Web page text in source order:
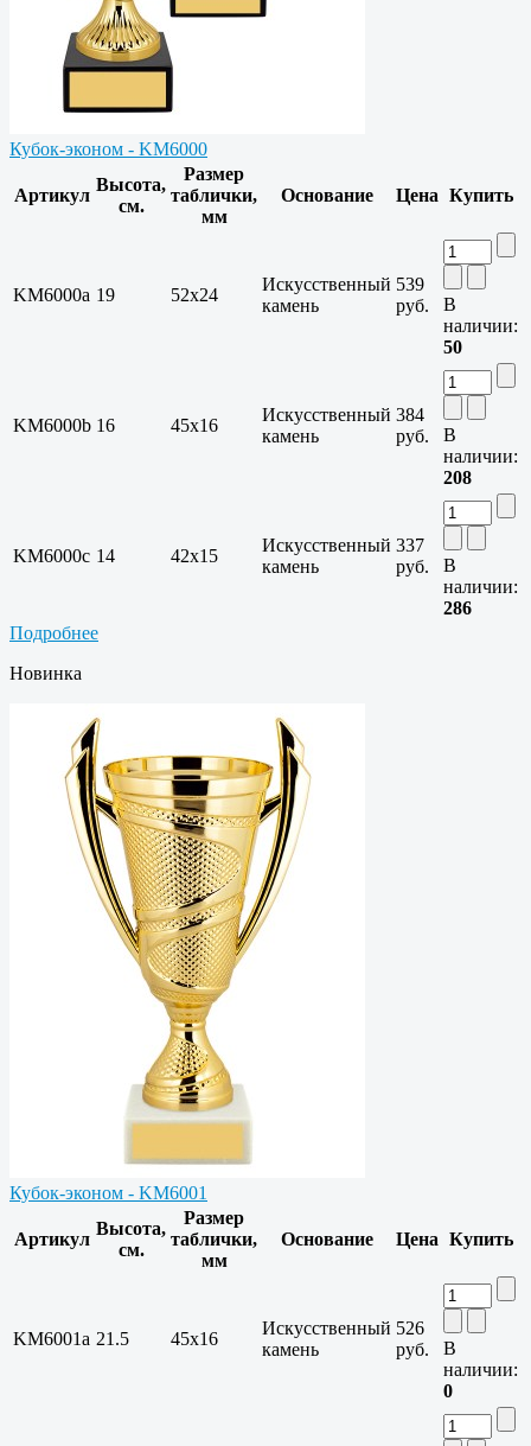
Кубок-эконом - KM6000
Артикул
Высота,
см.
Размер
таблички,
мм
Основание Цена Купить
KM6000a 19 52x24
Искусственный
камень
539
руб.
В
наличии:
50
KM6000b 16 45x16
Искусственный
камень
384
руб.
В
наличии:
208
KM6000c 14 42х15
Искусственный
камень
337
руб.
В
наличии:
286
Подробнее
Новинка
Кубок-эконом - KM6001
Артикул
Высота,
см.
Размер
таблички,
мм
Основание Цена Купить
KM6001a 21.5 45x16
Искусственный
камень
526
руб.
В
наличии:
0